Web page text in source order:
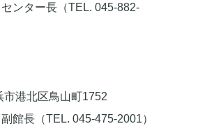
ンター長（TEL. 045-882-
港北区鳥山町1752
館長（TEL. 045-475-2001）